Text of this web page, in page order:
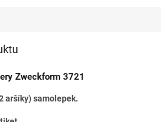
Zweckform 3721
aršíky) samolepek.